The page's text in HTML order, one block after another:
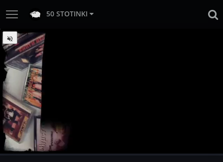
50 STOTINKI
Unmute Loaded
0%
Progress
0%